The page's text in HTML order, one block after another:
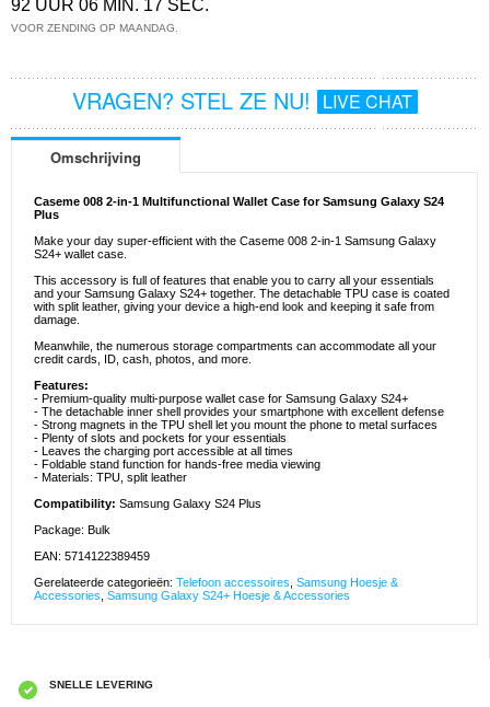
92 UUR 06 MIN. 17 SEC.
VOOR ZENDING OP MAANDAG.
VRAGEN? STEL ZE NU! LIVE CHAT
Omschrijving
Caseme 008 2-in-1 Multifunctional Wallet Case for Samsung Galaxy S24
Plus
Make your day super-efficient with the Caseme 008 2-in-1 Samsung Galaxy
S24+ wallet case.
This accessory is full of features that enable you to carry all your essentials
and your Samsung Galaxy S24+ together. The detachable TPU case is coated
with split leather, giving your device a high-end look and keeping it safe from
damage.
Meanwhile, the numerous storage compartments can accommodate all your
credit cards, ID, cash, photos, and more.
Features:
- Premium-quality multi-purpose wallet case for Samsung Galaxy S24+
- The detachable inner shell provides your smartphone with excellent defense
- Strong magnets in the TPU shell let you mount the phone to metal surfaces
- Plenty of slots and pockets for your essentials
- Leaves the charging port accessible at all times
- Foldable stand function for hands-free media viewing
- Materials: TPU, split leather
Compatibility: Samsung Galaxy S24 Plus
Package: Bulk
EAN: 5714122389459
Gerelateerde categorieën: Telefoon accessoires Samsung Hoesje &
Accessories Samsung Galaxy S24+ Hoesje & Accessories
SNELLE LEVERING